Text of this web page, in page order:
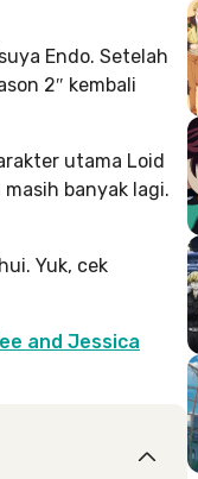
Endo. Setelah
2″ kembali
utama Loid
masih banyak lagi.
Yuk, cek
and Jessica